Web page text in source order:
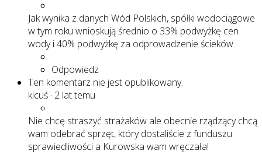
Jak wynika z danych Wód Polskich, spółki wodociągowe
w tym roku wnioskują średnio o 33% podwyżkę cen
wody i 40% podwyżkę za odprowadzenie ścieków.
Odpowiedz
Ten komentarz nie jest opublikowany.
kicuś · 2 lat temu
Nie chcę straszyć strażaków ale obecnie rządzący chcą
wam odebrać sprzęt, który dostaliście z funduszu
sprawiedliwości a Kurowska wam wręczała!